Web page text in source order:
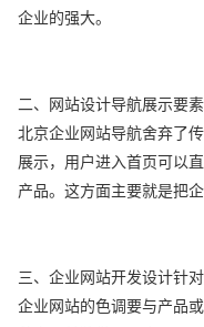
企业的强大。
二、网站设计导航展示要素
北京企业网站导航舍弃了
展示，用户进入首页可以
产品。这方面主要就是把
三、企业网站开发设计针
企业网站的色调要与产品